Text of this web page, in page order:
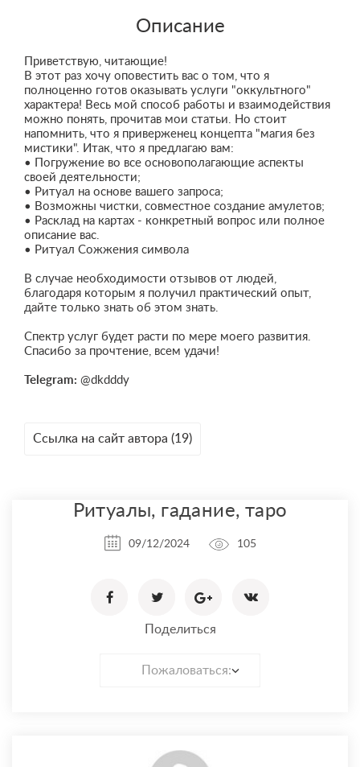
Описание
Приветствую, читающие!
В этот раз хочу оповестить вас о том, что я
полноценно готов оказывать услуги "оккультного"
характера! Весь мой способ работы и взаимодействия
можно понять, прочитав мои статьи. Но стоит
напомнить, что я приверженец концепта "магия без
мистики". Итак, что я предлагаю вам:
• Погружение во все основополагающие аспекты
своей деятельности;
• Ритуал на основе вашего запроса;
• Возможны чистки, совместное создание амулетов;
• Расклад на картах - конкретный вопрос или полное
описание вас.
• Ритуал Сожжения символа
В случае необходимости отзывов от людей,
благодаря которым я получил практический опыт,
дайте только знать об этом знать.
Спектр услуг будет расти по мере моего развития.
Спасибо за прочтение, всем удачи!
Telegram: @dkdddy
Ссылка на сайт автора (19)
Ритуалы, гадание, таро
09/12/2024 105
Поделиться
Пожаловаться: